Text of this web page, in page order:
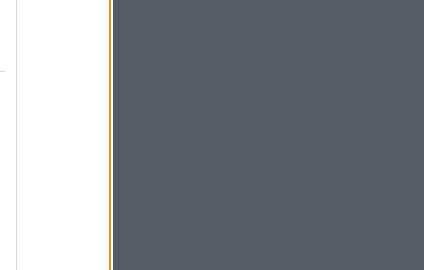
αύξηση 14% - «Άλμα» 62%
προ φόρων
στις διαπραγματεύσεις
σε Τρίκαλα, Ανατολική
Πρέβεζα για πρόκληση